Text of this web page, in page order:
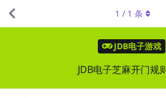
JDB电子游戏
JDB电子芝麻开门规
1 / 1 条